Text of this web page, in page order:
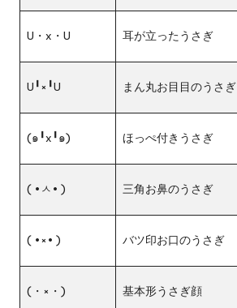
U・x・U 耳が立ったうさぎ
U╹×╹U まん丸お目目のうさぎ
(๑╹x╹๑) ほっぺ付きうさぎ
( •ㅅ• ) 三角お鼻のうさぎ
( •×• ) バツ印お口のうさぎ
(・×・) 基本形うさぎ顔